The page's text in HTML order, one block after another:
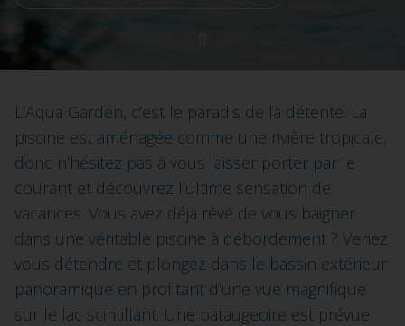
L’Aqua Garden, c’est le paradis de la détente. La
piscine est aménagée comme une rivière tropicale,
donc n’hésitez pas à vous laisser porter par le
courant et découvrez l’ultime sensation de
vacances. Vous avez déjà rêvé de vous baigner
dans une véritable piscine à débordement ? Venez
vous détendre et plongez dans le bassin extérieur
panoramique en profitant d’une vue magnifique
sur le lac scintillant. Une pataugeoire est prévue